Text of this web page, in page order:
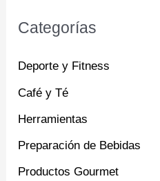
Categorías
Deporte y Fitness
Café y Té
Herramientas
Preparación de Bebidas
Productos Gourmet